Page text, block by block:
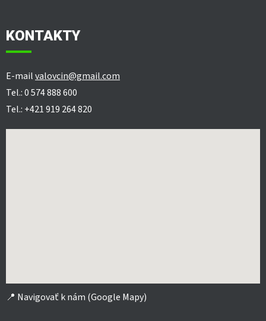
KONTAKTY
E-mailvalovcin@gmail.com
Tel.: 0 574 888 600
Tel.: +421 919 264 820
📍 Navigovať k nám (Google Mapy)